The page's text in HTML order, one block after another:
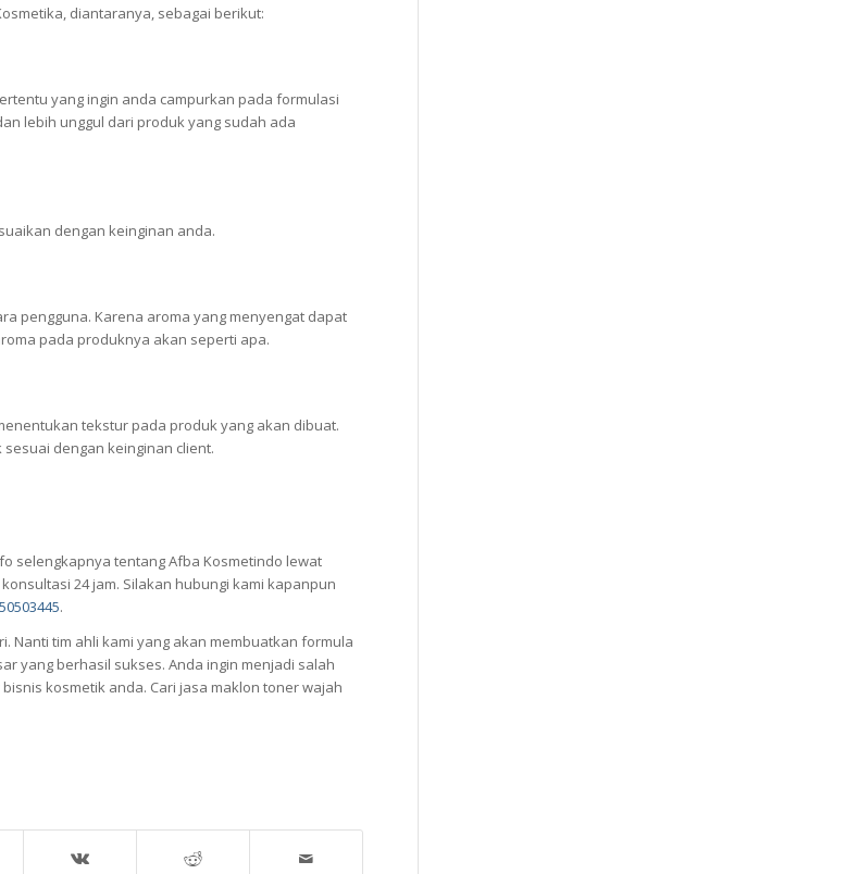
diantaranya, sebagai berikut:
yang ingin anda campurkan pada formulasi
lebih unggul dari produk yang sudah ada
dengan keinginan anda.
pengguna. Karena aroma yang menyengat dapat
pada produknya akan seperti apa.
tekstur pada produk yang akan dibuat.
dengan keinginan client.
selengkapnya tentang Afba Kosmetindo lewat
24 jam. Silakan hubungi kami kapanpun
.
tim ahli kami yang akan membuatkan formula
yang berhasil sukses. Anda ingin menjadi salah
kosmetik anda. Cari jasa maklon toner wajah